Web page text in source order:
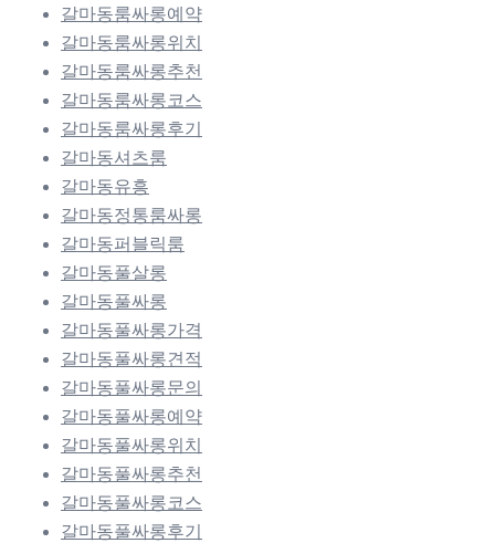
갈마동룸싸롱예약
갈마동룸싸롱위치
갈마동룸싸롱추천
갈마동룸싸롱코스
갈마동룸싸롱후기
갈마동셔츠룸
갈마동유흥
갈마동정통룸싸롱
갈마동퍼블릭룸
갈마동풀살롱
갈마동풀싸롱
갈마동풀싸롱가격
갈마동풀싸롱견적
갈마동풀싸롱문의
갈마동풀싸롱예약
갈마동풀싸롱위치
갈마동풀싸롱추천
갈마동풀싸롱코스
갈마동풀싸롱후기